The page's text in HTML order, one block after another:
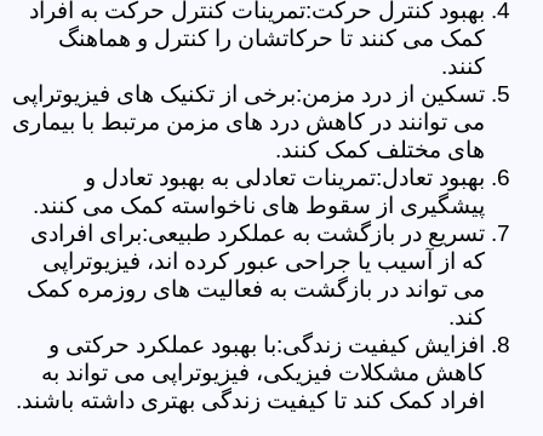
بهبود کنترل حرکت:تمرینات کنترل حرکت به افراد
کمک می کنند تا حرکاتشان را کنترل و هماهنگ
کنند.
تسکین از درد مزمن:برخی از تکنیک های فیزیوتراپی
می توانند در کاهش درد های مزمن مرتبط با بیماری
های مختلف کمک کنند.
بهبود تعادل:تمرینات تعادلی به بهبود تعادل و
پیشگیری از سقوط های ناخواسته کمک می کنند.
تسریع در بازگشت به عملکرد طبیعی:برای افرادی
که از آسیب یا جراحی عبور کرده اند، فیزیوتراپی
می تواند در بازگشت به فعالیت های روزمره کمک
کند.
افزایش کیفیت زندگی:با بهبود عملکرد حرکتی و
کاهش مشکلات فیزیکی، فیزیوتراپی می تواند به
افراد کمک کند تا کیفیت زندگی بهتری داشته باشند.